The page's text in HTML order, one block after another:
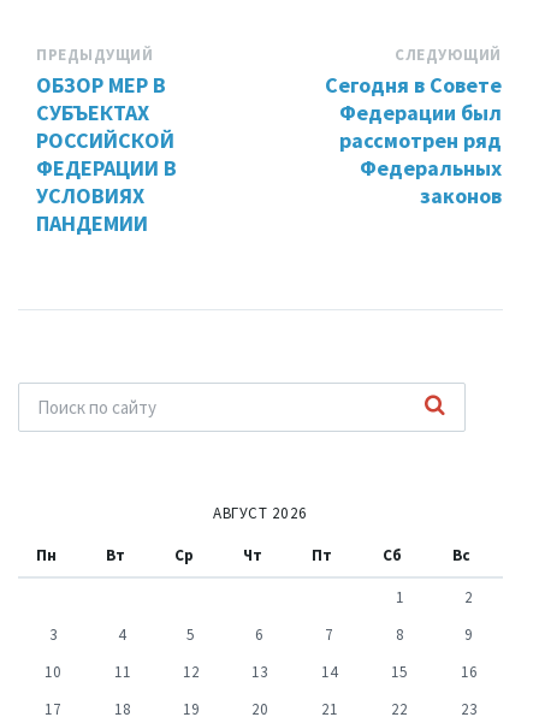
ПРЕДЫДУЩИЙ
ОБЗОР МЕР В
СУБЪЕКТАХ
РОССИЙСКОЙ
ФЕДЕРАЦИИ В
УСЛОВИЯХ
ПАНДЕМИИ
СЛЕДУЮЩИЙ
Сегодня в Совете
Федерации был
рассмотрен ряд
Федеральных
законов
АВГУСТ 2026
Пн Вт Ср Чт Пт Сб Вс
1
2
3
4 5 6 7 8
9
10
11 12 13 14 15
16
17
18 19 20 21 22
23